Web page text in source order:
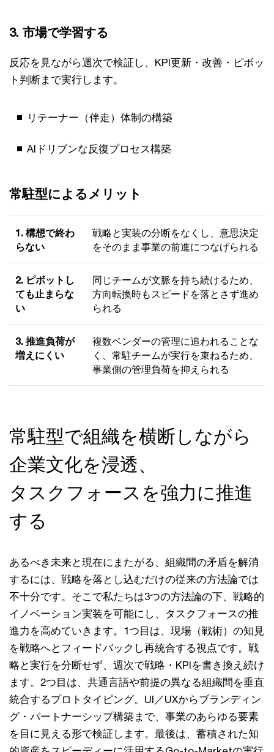
3. 市場で学習する
反応を見ながら週次で検証し、KPI更新・改善・ピボッ
ト判断まで実行します。
リテーナー（伴走）体制の構築
AIドリブンな反復プロセス構築
常駐型によるメリット
1. 構想で終わ
らない
戦略と実装の分断をなくし、意思決定
をそのまま事業の前進につなげられる
2. ピボットし
ても止まらな
い
同じチームが文脈を持ち続けるため、
方向転換時もスピードを落とさず進め
られる
3. 推進負荷が
増えにくい
複数ベンダーの管理に追われることな
く、常駐チームが実行を束ねるため、
事業側の管理負荷を抑えられる
常駐型で組織を横断しながら
企業文化を浸透、
タスクフォースを強力に推進
する
あるべき未来と現在にまたがる、組織間の矛盾を解消
するには、戦略を落とし込むだけの従来の方法論では
不十分です。そこで私たちは3つの方法論の下、戦略的
イノベーション実装を可能にし、タスクフォースの推
進力を高めていきます。1つ目は、現場（戦術）の知見
を戦略へとフィードバックし再統合する視点です。戦
略と実行を分断せず、週次で戦略・KPIを書き換え続け
ます。2つ目は、共通言語や前提の異なる組織間を垂直
統合するプロトタイピング。UI／UXからブランディン
グ・パートナーシップ構築まで、事業のあらゆる要素
を目に見える形で検証します。最後は、蓄積された知